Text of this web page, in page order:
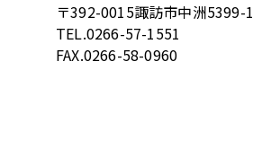
〒392-0015諏訪市中洲5399-1
TEL.0266-57-1551
FAX.0266-58-0960